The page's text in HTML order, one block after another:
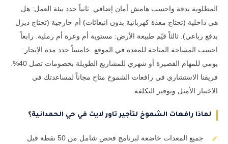
المطلوبة بدقة واحسب هامش أمان إضافي. ثانياً حدد بيئة العمل: هل
هي داخلية (تحتاج معدة كهربائية بدون انبعاثات) أم خارجية (تحتاج ديزل
بدفع رباعي). ثالثاً قيّم طبيعة الأرض: مستوية أم وعرة أم رملية. رابعاً
احسب المساحة المتاحة للمعدة في الموقع. خامساً حدد مدة الإيجار:
يومي للمهام القصيرة أو شهري للمشاريع الطويلة بخصومات تصل 40%.
فريقنا الاستشاري في رافعات الشموخ متاح مجاناً لمساعدتك في
الاختيار الأمثل وتوفير التكلفة.
لماذا رافعات الشموخ لتأجير تاور لايت في حي الحمدانية؟
✓
جميع المعدات خاضعة لبرنامج فحص شامل من 50 نقطة قبل